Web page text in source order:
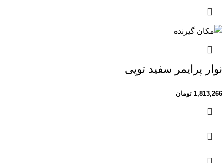
نوار پرایمر سفید توپی
1,813,266 تومان